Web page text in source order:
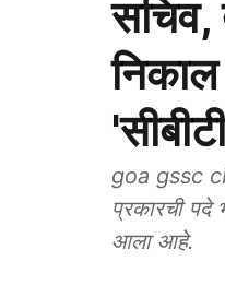
सचिव,
निकाल
goa gssc
प्रकारची पदे
आला आहे.